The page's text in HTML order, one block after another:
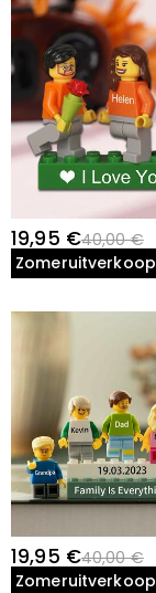
19,95 €40,00 €
Zomeruitverkoop
19,95 €40,00 €
Zomeruitverkoop